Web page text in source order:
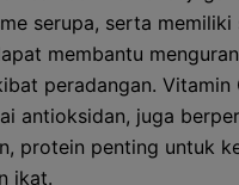
serupa, serta
membantu
peradangan. Vitamin
antioksidan, juga
protein penting untuk
ikat.